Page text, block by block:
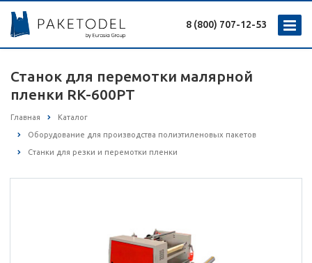
8 (800) 707-12-53
Станок для перемотки малярной
пленки RK-600PT
Главная Каталог
Оборудование для производства полиэтиленовых пакетов
Станки для резки и перемотки пленки